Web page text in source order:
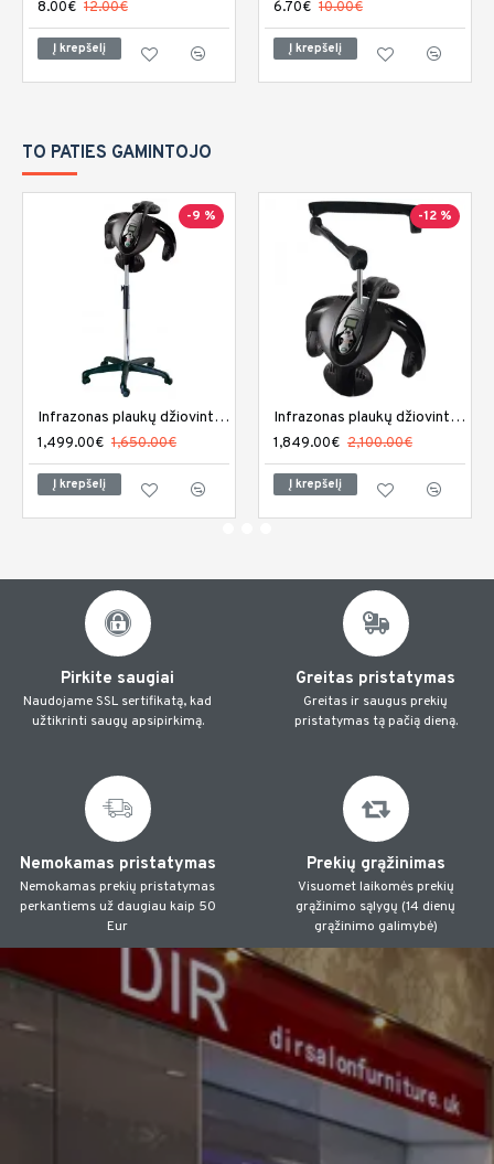
8.00€ 12.00€
Į krepšelį
6.70€ 10.00€
Į krepšelį
TO PATIES GAMINTOJO
-9 %
Infrazonas plaukų džiovintuvas Sibel Climaco
1,499.00€ 1,650.00€
Į krepšelį
-12 %
Infrazonas plaukų džiovintuvas Sibel Climaco sieninis
1,849.00€ 2,100.00€
Į krepšelį
Pirkite saugiai
Naudojame SSL sertifikatą, kad
užtikrinti saugų apsipirkimą.
Greitas pristatymas
Greitas ir saugus prekių
pristatymas tą pačią dieną.
Nemokamas pristatymas
Nemokamas prekių pristatymas
perkantiems už daugiau kaip 50
Eur
Prekių grąžinimas
Visuomet laikomės prekių
grąžinimo sąlygų (14 dienų
grąžinimo galimybė)